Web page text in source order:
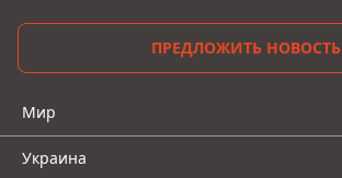
ПРЕДЛОЖИТЬ НОВОСТЬ
Мир
Украина